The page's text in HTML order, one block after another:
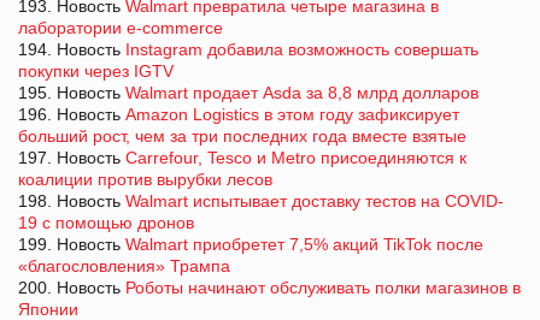
193. Новость Walmart превратила четыре магазина в
лаборатории e-commerce
194. Новость Instagram добавила возможность совершать
покупки через IGTV
195. Новость Walmart продает Asda за 8,8 млрд долларов
196. Новость Amazon Logistics в этом году зафиксирует
больший рост, чем за три последних года вместе взятые
197. Новость Carrefour, Tesco и Metro присоединяются к
коалиции против вырубки лесов
198. Новость Walmart испытывает доставку тестов на COVID-
19 с помощью дронов
199. Новость Walmart приобретет 7,5% акций TikTok после
«благословления» Трампа
200. Новость Роботы начинают обслуживать полки магазинов в
Японии